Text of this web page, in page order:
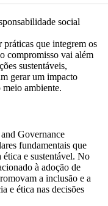
social
que integrem os
compromisso vai além
sustentáveis,
gerar um impacto
meio ambiente.
Governance
fundamentais que
ética e sustentável. No
à adoção de
a inclusão e a
e ética nas decisões